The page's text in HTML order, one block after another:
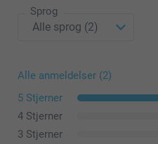
Sprog
Alle anmeldelser (2)
5 Stjerner
4 Stjerner
3 Stjerner